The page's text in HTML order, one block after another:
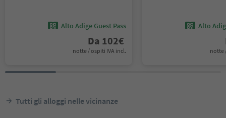
Alto Adige Guest Pass
Da 102€
notte / ospiti IVA incl.
Alto
notte
Tutti gli alloggi nelle vicinanze